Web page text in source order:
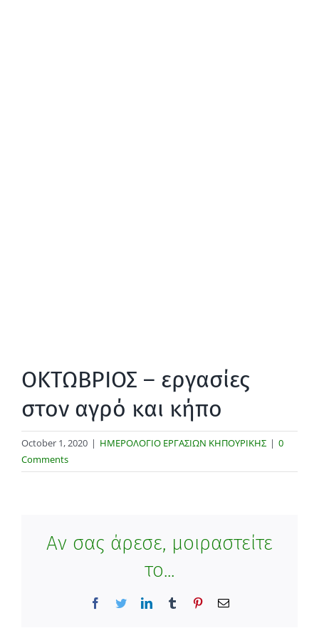
ΟΚΤΩΒΡΙΟΣ – εργασίες
στον αγρό και κήπο
October 1, 2020 | ΗΜΕΡΟΛΟΓΙΟ ΕΡΓΑΣΙΩΝ ΚΗΠΟΥΡΙΚΗΣ | 0
Comments
Αν σας άρεσε, μοιραστείτε
το...
Facebook
TwitterLinkedInTumblr PinterestEmail